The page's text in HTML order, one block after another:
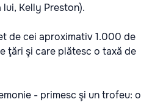
Kelly Preston).
de cei aproximativ 1.000 de
ţări şi care plătesc o taxă de
- primesc şi un trofeu: o